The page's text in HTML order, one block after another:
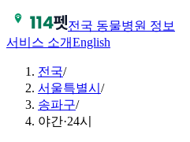
전국 동물병원 정보
서비스 소개English
전국/
서울특별시 /
송파구/
야간·24시